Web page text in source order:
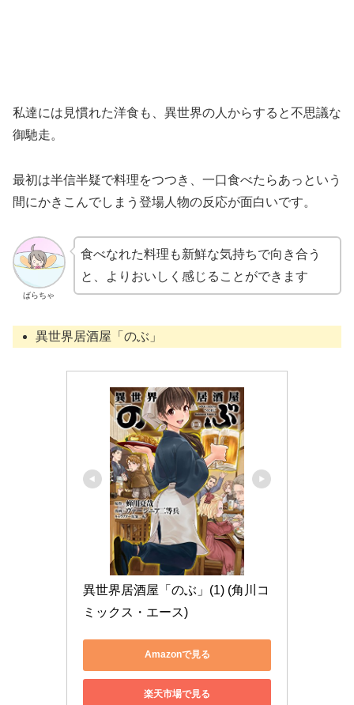
私達には見慣れた洋食も、異世界の人からすると不思議な
御馳走。
最初は半信半疑で料理をつつき、一口食べたらあっという
間にかきこんでしまう登場人物の反応が面白いです。
ばらちゃ
食べなれた料理も新鮮な気持ちで向き合う
と、よりおいしく感じることができます
異世界居酒屋「のぶ」
異世界居酒屋「のぶ」(1) (角川コ
ミックス・エース)
Amazonで見る
楽天市場で見る